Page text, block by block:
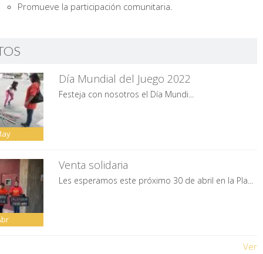
Promueve la participación comunitaria.
Día Mundial del Juego 2022
Festeja con nosotros el Día Mundi...
Venta solidaria
Les esperamos este próximo 30 de abril en la Pla...
Ver